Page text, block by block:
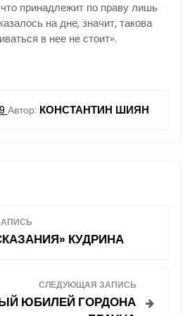
что принадлежит по праву лишь
на дне, значит, такова
в нее не стоит».
Автор: КОНСТАНТИН ШИЯН
КУДРИНА
СЛЕДУЮЩАЯ ЗАПИСЬ
ЮБИЛЕЙ ГОРДОНА